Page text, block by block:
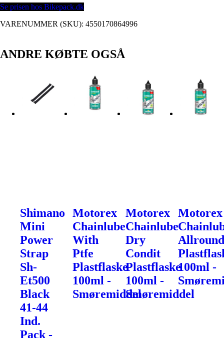
Se prisen hos Bikepack.dk
VARENUMMER (SKU): 4550170864996
ANDRE KØBTE OGSÅ
Shimano
Mini
Power
Strap
Sh-
Et500
Black
41-44
Ind.
Pack -
Motorex
Chainlube
With
Ptfe
Plastflaske
100ml -
Smøremiddel
Motorex
Chainlube
Dry
Condit
Plastflaske
100ml -
Smøremiddel
Motorex
100ml -